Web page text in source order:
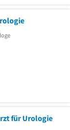
für Urologie